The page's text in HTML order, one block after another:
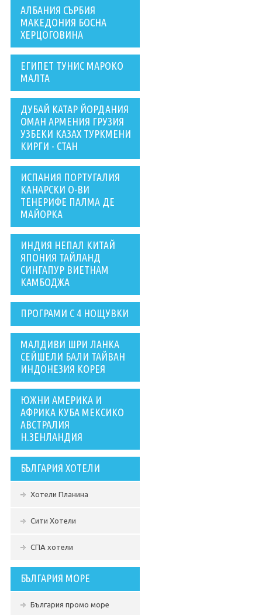
АЛБАНИЯ СЪРБИЯ
МАКЕДОНИЯ БОСНА
ХЕРЦОГОВИНА
ЕГИПЕТ ТУНИС МАРОКО
МАЛТА
ДУБАЙ КАТАР ЙОРДАНИЯ
ОМАН АРМЕНИЯ ГРУЗИЯ
УЗБЕКИ КАЗАХ ТУРКМЕНИ
КИРГИ - СТАН
ИСПАНИЯ ПОРТУГАЛИЯ
КАНАРСКИ О-ВИ
ТЕНЕРИФЕ ПАЛМА ДЕ
МАЙОРКА
ИНДИЯ НЕПАЛ КИТАЙ
ЯПОНИЯ ТАЙЛАНД
СИНГАПУР ВИЕТНАМ
КАМБОДЖА
ПРОГРАМИ С 4 НОЩУВКИ
МАЛДИВИ ШРИ ЛАНКА
СЕЙШЕЛИ БАЛИ ТАЙВАН
ИНДОНЕЗИЯ КОРЕЯ
ЮЖНИ АМЕРИКА И
АФРИКА КУБА МЕКСИКО
АВСТРАЛИЯ
Н.ЗЕНЛАНДИЯ
БЪЛГАРИЯ ХОТЕЛИ
Хотели Планина
Сити Хотели
СПА хотели
БЪЛГАРИЯ МОРЕ
България промо море